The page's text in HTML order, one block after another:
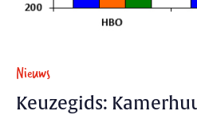
Nieuws
Keuzegids: